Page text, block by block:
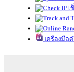
เ
เครื่องมือ